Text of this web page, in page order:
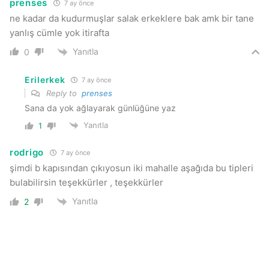
prenses 7 ay önce
ne kadar da kudurmuşlar salak erkeklere bak amk bir tane
yanlış cümle yok itirafta
0 Yanıtla
Erilerkek 7 ay önce
Reply to prenses
Sana da yok ağlayarak günlüğüne yaz
1 Yanıtla
rodrigo 7 ay önce
şimdi b kapısından çıkıyosun iki mahalle aşağıda bu tipleri
bulabilirsin teşekkürler , teşekkürler
2 Yanıtla